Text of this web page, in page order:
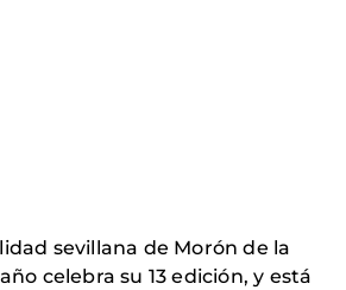
sevillana de Morón de la
celebra su 13 edición, y está